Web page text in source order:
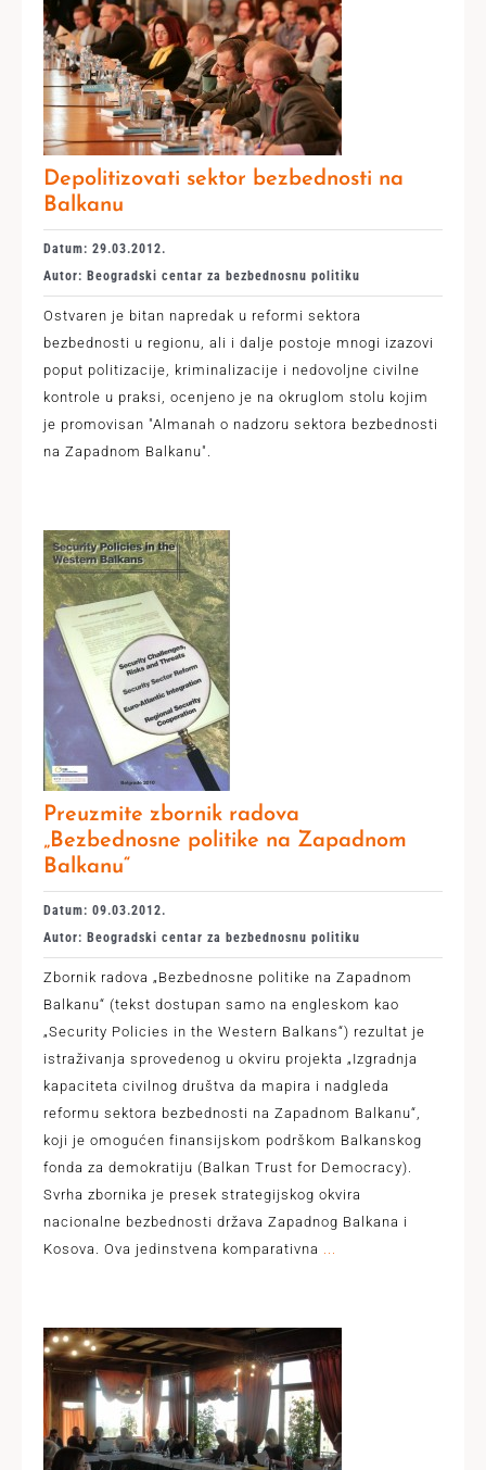
Depolitizovati sektor bezbednosti na
Balkanu
Datum: 29.03.2012.
Autor: Beogradski centar za bezbednosnu politiku
Ostvaren je bitan napredak u reformi sektora
bezbednosti u regionu, ali i dalje postoje mnogi izazovi
poput politizacije, kriminalizacije i nedovoljne civilne
kontrole u praksi, ocenjeno je na okruglom stolu kojim
je promovisan "Almanah o nadzoru sektora bezbednosti
na Zapadnom Balkanu".
Preuzmite zbornik radova
„Bezbednosne politike na Zapadnom
Balkanu“
Datum: 09.03.2012.
Autor: Beogradski centar za bezbednosnu politiku
Zbornik radova „Bezbednosne politike na Zapadnom
Balkanu“ (tekst dostupan samo na engleskom kao
„Security Policies in the Western Balkans“) rezultat je
istraživanja sprovedenog u okviru projekta „Izgradnja
kapaciteta civilnog društva da mapira i nadgleda
reformu sektora bezbednosti na Zapadnom Balkanu“,
koji je omogućen finansijskom podrškom Balkanskog
fonda za demokratiju (Balkan Trust for Democracy).
Svrha zbornika je presek strategijskog okvira
nacionalne bezbednosti država Zapadnog Balkana i
Kosova. Ova jedinstvena komparativna ...